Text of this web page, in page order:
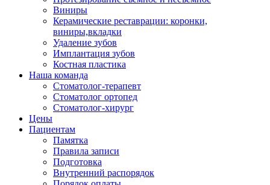
Виниры
Керамические реставрации: коронки,
виниры,вкладки
Удаление зубов
Имплантация зубов
Костная пластика
Наша команда
Стоматолог-терапевт
Cтоматолог ортопед
Cтоматолог-хирург
Цены
Пациентам
Памятка
Правила записи
Подготовка
Внутренний распорядок